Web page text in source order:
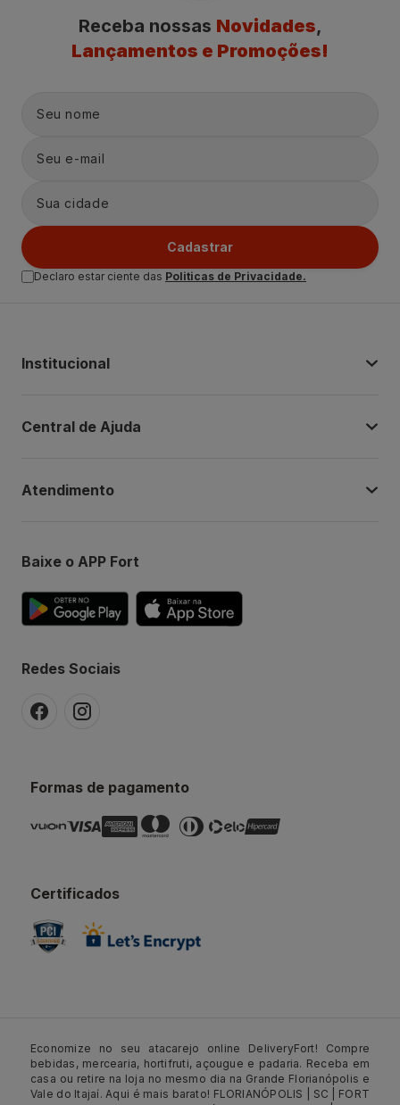
Receba nossas Novidades,
Lançamentos e Promoções!
Cadastrar
Declaro estar ciente das Politicas de Privacidade.
Institucional
Central de Ajuda
Atendimento
Baixe o APP Fort
Redes Sociais
Formas de pagamento
Certificados
Economize no seu atacarejo online DeliveryFort! Compre
bebidas, mercearia, hortifruti, açougue e padaria. Receba em
casa ou retire na loja no mesmo dia na Grande Florianópolis e
Vale do Itajaí. Aqui é mais barato! FLORIANÓPOLIS | SC | FORT